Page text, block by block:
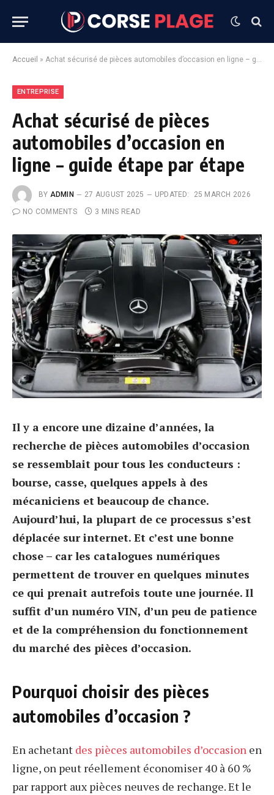
Accueil » Achat sécurisé de pièces automobiles d’occasion en ligne – guide étape par étape
ENTREPRISE
Achat sécurisé de pièces
automobiles d’occasion en
ligne – guide étape par étape
BY ADMIN 27 AUGUST 2025 UPDATED:
25 MARCH 2026
NO COMMENTS
3 MINS READ
Il y a encore une dizaine d’années, la
recherche de pièces automobiles d’occasion
se ressemblait pour tous les conducteurs :
bourse, casse, quelques appels à des
mécaniciens et beaucoup de chance.
Aujourd’hui, la plupart de ce processus s’est
déplacée sur internet. Et c’est une bonne
chose – car les catalogues numériques
permettent de trouver en quelques minutes
ce qui prenait autrefois toute une journée. Il
suffit d’un numéro VIN, d’un peu de patience
et de la compréhension du fonctionnement
du marché des pièces d’occasion.
Pourquoi choisir des pièces
automobiles d’occasion ?
En achetant des pièces automobiles d’occasion en
ligne, on peut réellement économiser 40 à 60 %
par rapport aux pièces neuves de rechange. Et le